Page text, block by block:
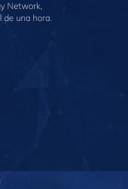
Network,
de una hora.